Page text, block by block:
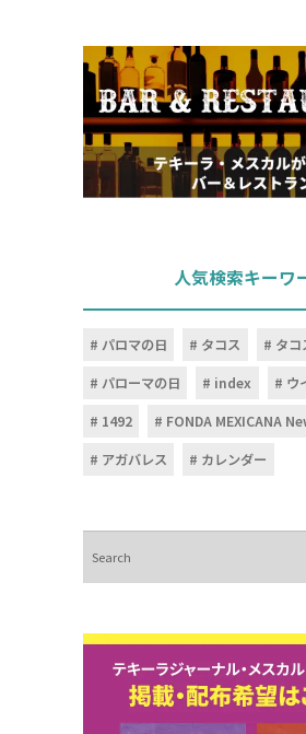
人気検索キーワ
パロマの日 タコス
タコ
パローマの日
index
ウ
1492
FONDA MEXICANA
アガバレス
カレンダー
索